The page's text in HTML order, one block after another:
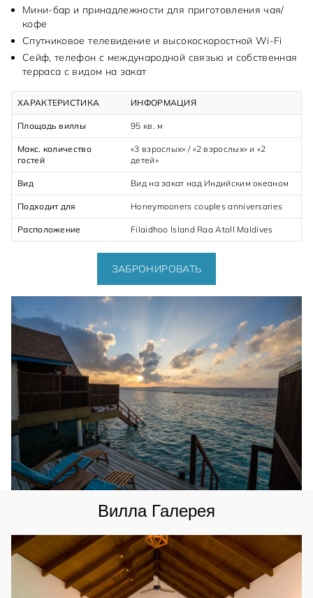
Мини-бар и принадлежности для приготовления чая/
кофе
Спутниковое телевидение и высокоскоростной Wi-Fi
Сейф, телефон с международной связью и собственная
терраса с видом на закат
ХАРАКТЕРИСТИКА ИНФОРМАЦИЯ
Площадь виллы 95 кв. м
Макс. количество
гостей
«3 взрослых» / «2 взрослых» и «2
детей»
Вид Вид на закат над Индийским океаном
Подходит для Honeymooners couples anniversaries
Расположение Filaidhoo Island Raa Atoll Maldives
ЗАБРОНИРОВАТЬ
Вилла Галерея